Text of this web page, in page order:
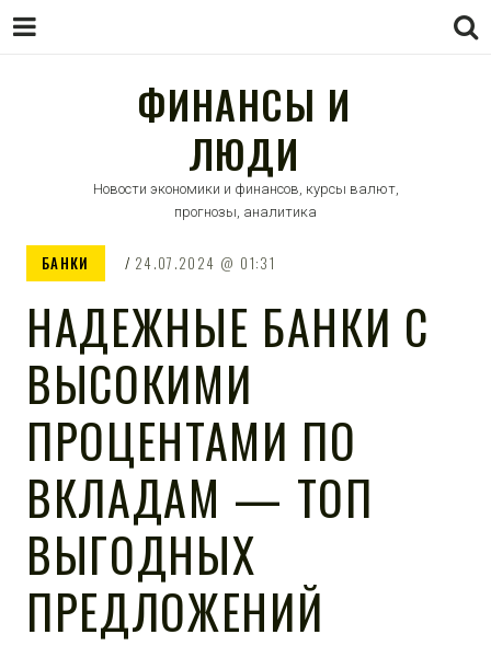
ФИНАНСЫ И
ЛЮДИ
Новости экономики и финансов, курсы валют,
прогнозы, аналитика
БАНКИ 24.07.2024 01:31
НАДЕЖНЫЕ БАНКИ С
ВЫСОКИМИ
ПРОЦЕНТАМИ ПО
ВКЛАДАМ — ТОП
ВЫГОДНЫХ
ПРЕДЛОЖЕНИЙ